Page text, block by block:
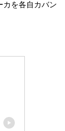
カを各自カバン